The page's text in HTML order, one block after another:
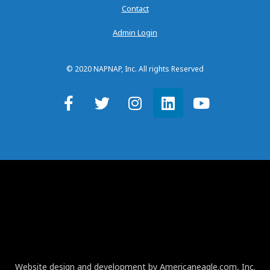
Contact
Admin Login
© 2020 NAPNAP, Inc. All rights Reserved
Website design and development by Americaneagle.com, Inc.